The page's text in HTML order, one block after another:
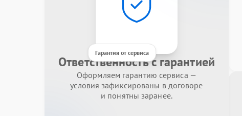
Гарантия от сервиса
Ответственность с гарантией
Оформляем гарантию сервиса —
условия зафиксированы в договоре
и понятны заранее.